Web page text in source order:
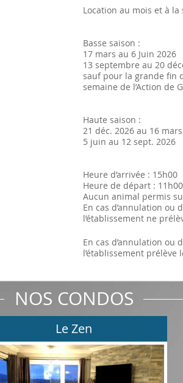
Location au mois et à
Basse saison :
17 mars au 6 Juin 2026
13 septembre au 20
sauf pour la grande fin
semaine de l’Action de
Haute saison :
21 déc. 2026 au 16
5 juin au 12 sept. 2026
Heure d’arrivée : 15h00
Heure de départ : 11h00
Aucun animal permis
En cas d’annulation ou
l’établissement ne
En cas d’annulation
l’établissement
NOS CONDOS
Le Zen